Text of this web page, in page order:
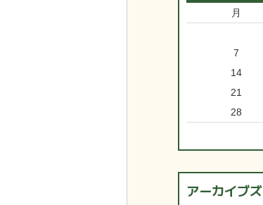
月
7
14
21
28
アーカイブズ